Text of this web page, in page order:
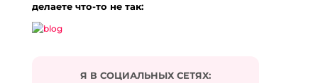
Подписаться на комментарии по e-mail
делаете что-то не так:
Я В СОЦИАЛЬНЫХ СЕТЯХ: